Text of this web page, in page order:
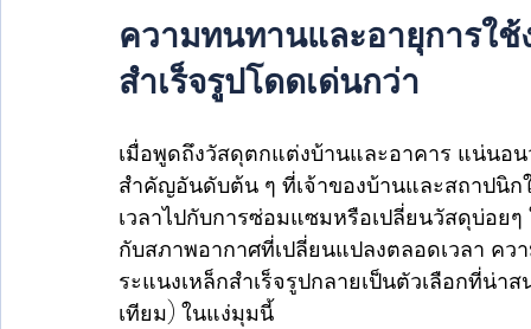
ความทนทานและอายุการใ
สำเร็จรูปโดดเด่นกว่า
เมื่อพูดถึงวัสดุตกแต่งบ้านและอาคาร แน่นอ
สำคัญอันดับต้น ๆ ที่เจ้าของบ้านและสถาปนิก
เวลาไปกับการซ่อมแซมหรือเปลี่ยนวัสดุบ่อย
กับสภาพอากาศที่เปลี่ยนแปลงตลอดเวลา ค
ระแนงเหล็กสำเร็จรูปกลายเป็นตัวเลือกที่น่
เทียม) ในแง่มุมนี้